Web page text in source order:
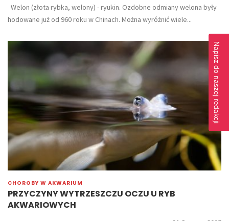
Welon (złota rybka, welony) - ryukin. Ozdobne odmiany welona były
hodowane już od 960 roku w Chinach. Można wyróżnić wiele...
CHOROBY W AKWARIUM
PRZYCZYNY WYTRZESZCZU OCZU U RYB
AKWARIOWYCH
Napisz do naszej redakcji